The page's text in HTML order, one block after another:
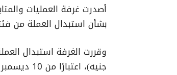
أصدرت غرفة العمليات
بشأن استبدال العملة من
وقررت الغرفة استبدال
جنيه)، اعتبارًا من 10 ديسمبر الجاري، وحتى 23 من نفس الشهر.